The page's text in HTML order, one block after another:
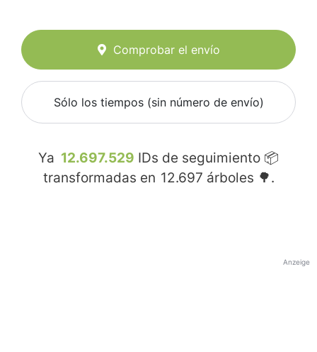
Comprobar el envío
Sólo los tiempos (sin número de envío)
Ya 12.697.529 IDs de seguimiento 📦
transformadas en 12.697 árboles 🌳.
Anzeige